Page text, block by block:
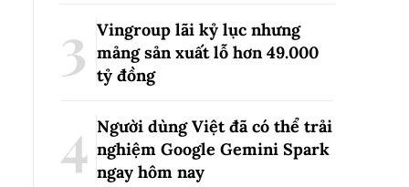
Vingroup lãi kỷ lục nhưng
mảng sản xuất lỗ hơn 49.000
tỷ đồng
Người dùng Việt đã có thể trải
nghiệm Google Gemini Spark
ngay hôm nay